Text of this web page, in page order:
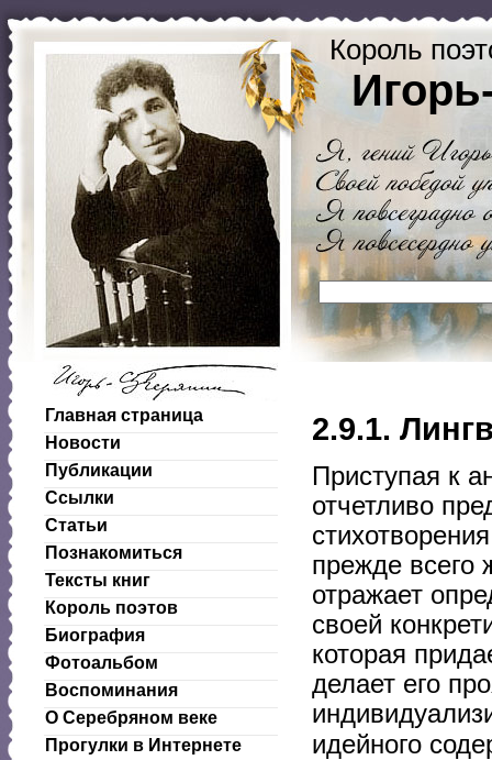
Король
Главная страница
Новости
Публикации
Ссылки
Статьи
Познакомиться
Тексты книг
Король поэтов
Биография
Фотоальбом
Воспоминания
О Серебряном веке
Прогулки в Интернете
2.9.1.
Приступая к
отчетливо
прежде всего
отражает
своей
которая
делает его
идейного